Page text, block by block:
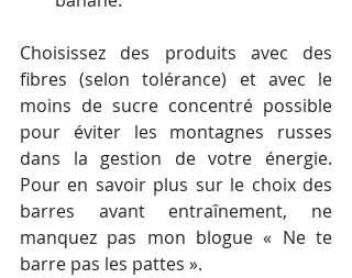
Choisissez des produits avec des
fibres (selon tolérance) et avec le
moins de sucre concentré possible
pour éviter les montagnes russes
dans la gestion de votre énergie.
Pour en savoir plus sur le choix des
barres avant entraînement, ne
manquez pas mon blogue « Ne te
barre pas les pattes ».